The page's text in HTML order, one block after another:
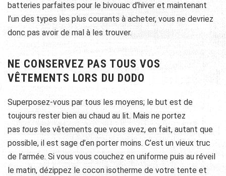
batteries parfaites pour le bivouac d’hiver et maintenant
l’un des types les plus courants à acheter, vous ne devriez
donc pas avoir de mal à les trouver.
NE CONSERVEZ PAS TOUS VOS
VÊTEMENTS LORS DU DODO
Superposez-vous par tous les moyens; le but est de
toujours rester bien au chaud au lit. Mais ne portez
pas tous les vêtements que vous avez, en fait, autant que
possible, il est sage d’en porter moins. C’est un vieux truc
de l’armée. Si vous vous couchez en uniforme puis au réveil
le matin, dézippez le cocon isotherme de votre tente et